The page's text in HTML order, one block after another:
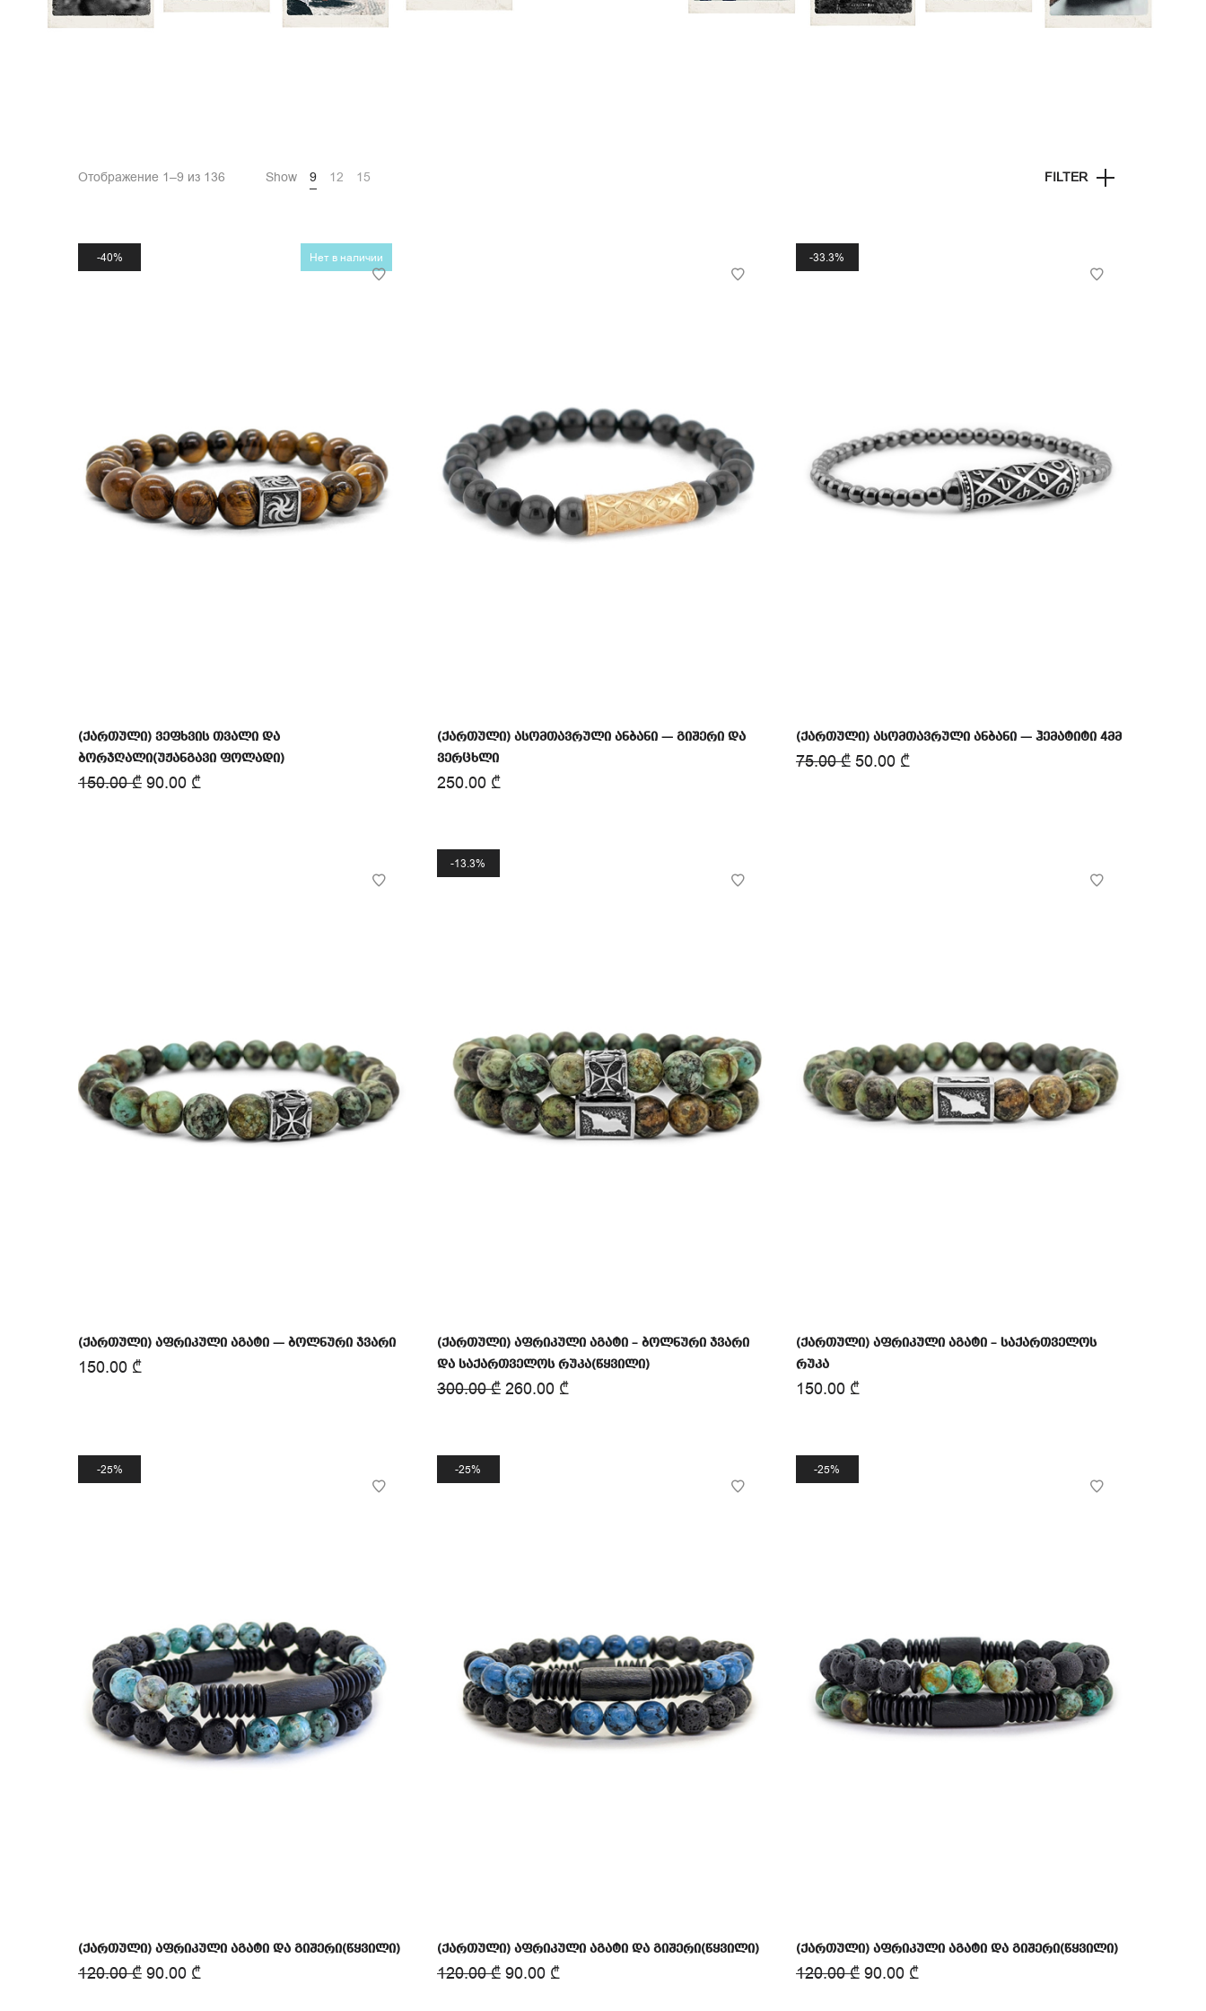
Отображение 1–9 из 136 Show 9 12 15 FILTER
40% Нет в наличии
(ქართული) ვეფხვის თვალი და
ბორჯღალი(უჟანგავი ფოლადი)
150.00₾ 90.00 ₾
(ქართული) ასომთავრული ანბანი — გიშერი და
ვერცხლი
250.00 ₾
33.3%
(ქართული) ასომთავრული ანბანი — ჰემატიტი 4მმ
75.00₾ 50.00 ₾
(ქართული) აფრიკული აგატი — ბოლნური ჯვარი
150.00 ₾
13.3%
(ქართული) აფრიკული აგატი – ბოლნური ჯვარი
და საქართველოს რუკა(წყვილი)
300.00₾ 260.00 ₾
(ქართული) აფრიკული აგატი – საქართველოს
რუკა
150.00 ₾
25%
(ქართული) აფრიკული აგატი და გიშერი(წყვილი)
120.00₾ 90.00 ₾
25%
(ქართული) აფრიკული აგატი და გიშერი(წყვილი)
120.00₾ 90.00 ₾
25%
(ქართული) აფრიკული აგატი და გიშერი(წყვილი)
120.00₾ 90.00 ₾